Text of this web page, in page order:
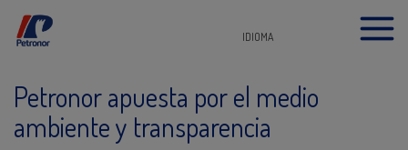
IDIOMA
Petronor apuesta por el medio
ambiente y transparencia